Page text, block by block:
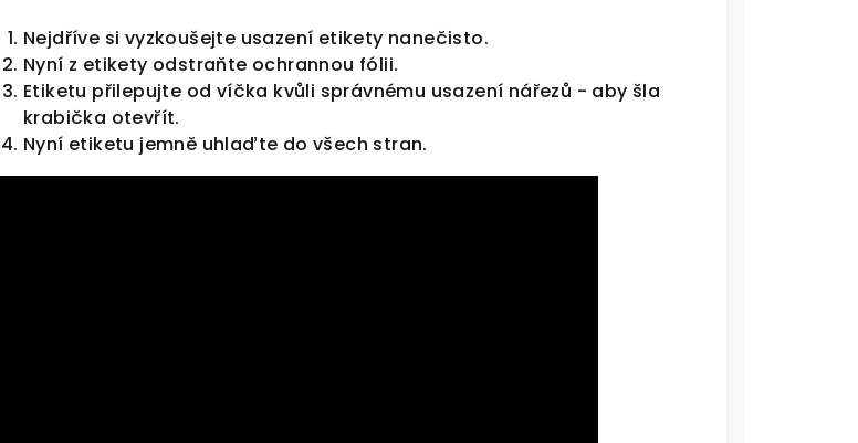
Nejdříve si vyzkoušejte usazení etikety nanečisto.
Nyní z etikety odstraňte ochrannou fólii.
Etiketu přilepujte od víčka kvůli správnému usazení nářezů - aby šla
krabička otevřít.
Nyní etiketu jemně uhlaďte do všech stran.